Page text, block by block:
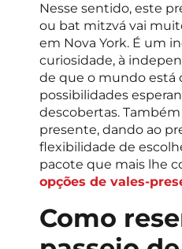
Nesse sentido, este
ou bat mitzvá vai
em Nova York. É um
curiosidade, à
de que o mundo está
possibilidades
descobertas.
presente, dando ao
flexibilidade de
pacote que mais lhe
opções de vales-
Como